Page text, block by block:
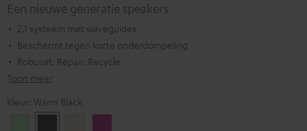
Een nieuwe generatie speakers
2.1 systeem met waveguides
Beschermt tegen korte onderdompeling
Robuust. Repair. Recycle.
Toon meer
Kleur: Warm Black